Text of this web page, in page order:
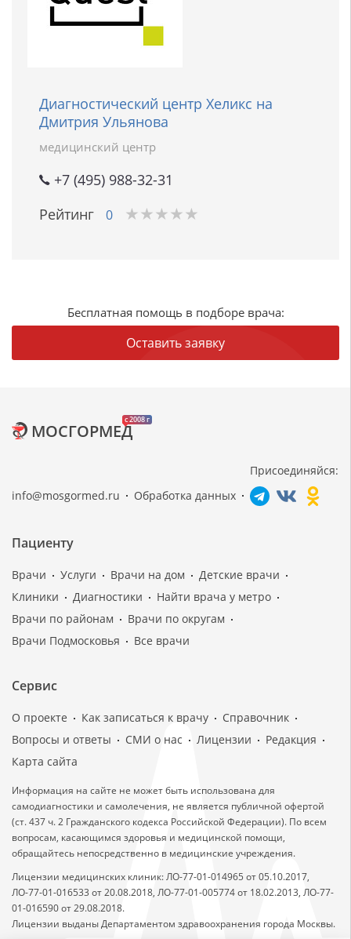
Диагностический центр Хеликс на
Дмитрия Ульянова
медицинский центр
+7 (495) 988-32-31
Рейтинг
0 ★ ★ ★ ★ ★
★ ★ ★ ★ ★
Бесплатная помощь в подборе врача:
Оставить заявку
c 2008 г
МОСГОРМЕД
info@mosgormed.ru Обработка данных
Присоединяйся:
Пациенту
Врачи Услуги Врачи на дом
Детские врачи
Клиники
Диагностики
Найти врача у метро
Врачи по районам
Врачи по округам
Врачи Подмосковья
Все врачи
Сервис
О проекте Как записаться к врачу
Справочник
Вопросы и ответы
СМИ о нас Лицензии
Редакция
Карта сайта
Информация на сайте не может быть использована для
самодиагностики и самолечения, не является публичной офертой
(ст. 437 ч. 2 Гражданского кодекса Российской Федерации). По всем
вопросам, касающимся здоровья и медицинской помощи,
обращайтесь непосредственно в медицинские учреждения.
Лицензии медицинских клиник: ЛО-77-01-014965 от 05.10.2017,
ЛО-77-01-016533 от 20.08.2018, ЛО-77-01-005774 от 18.02.2013, ЛО-77-
01-016590 от 29.08.2018.
Лицензии выданы Департаментом здравоохранения города Москвы.